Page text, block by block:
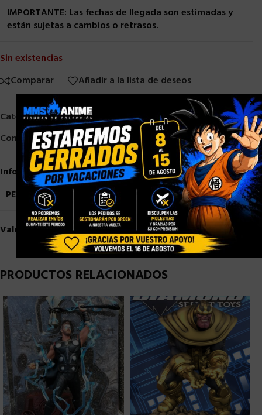
IMPORTANTE: Las fechas de llegada son estimadas y
están sujetas a cambios o retrasos.
Sin existencias
Comparar
Añadir a la lista de deseos
Categorías:Diamond Select,Otros
Compartir:
Información adicional
PESO
1,5 kg
Valoraciones (0)
PRODUCTOS RELACIONADOS
×